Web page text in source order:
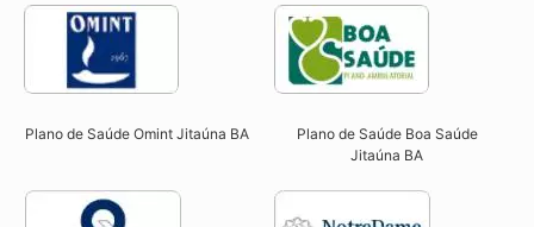
Plano de Saúde Omint Jitaúna BA​
Plano de Saúde Boa Saúde
Jitaúna BA​